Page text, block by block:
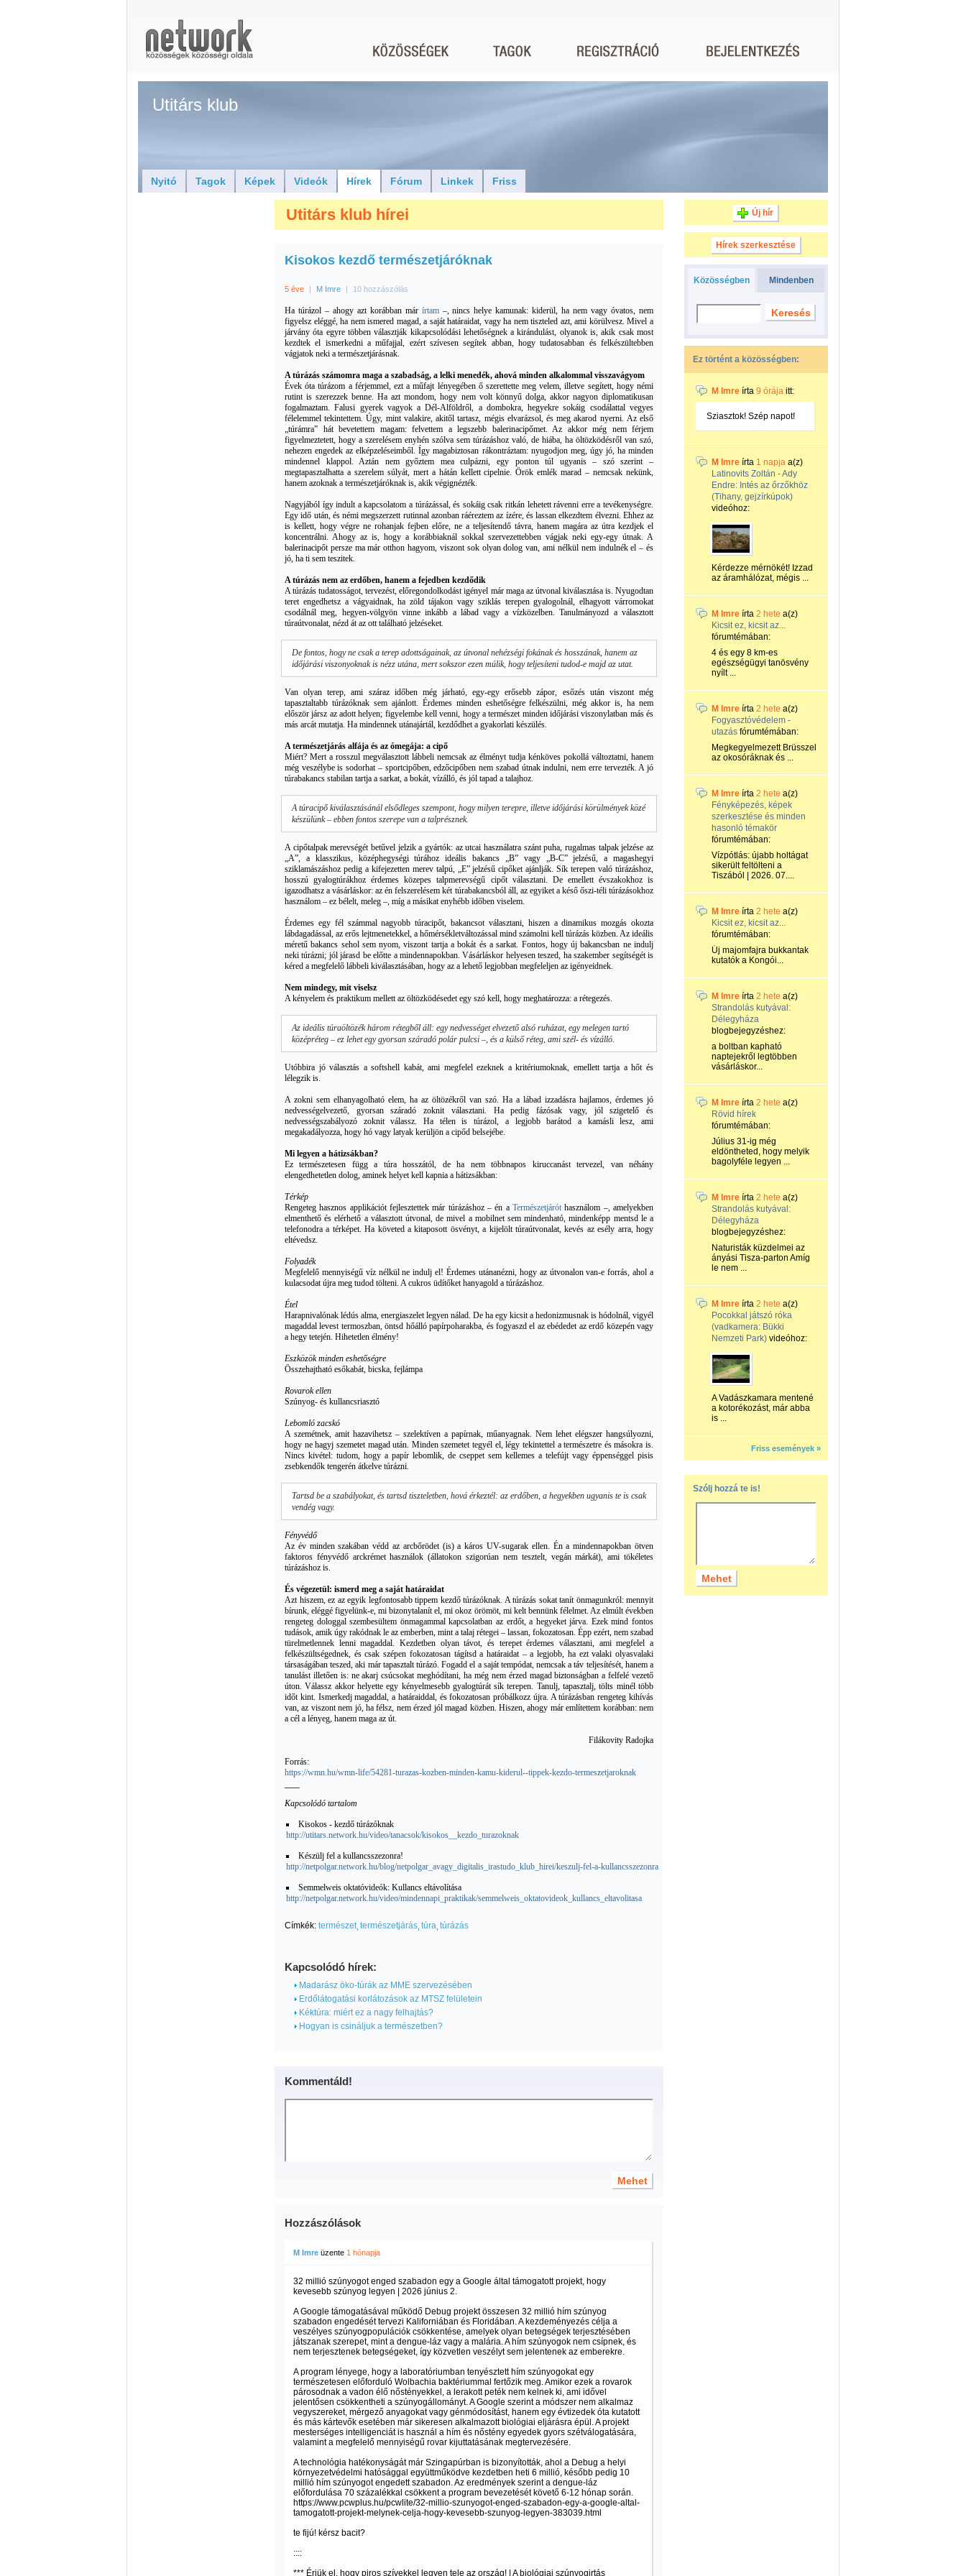
Utitárs klub
Nyitó Tagok Képek Videók Hírek Fórum Linkek Friss
Utitárs klub hírei
Kisokos kezdő természetjáróknak
5 éve | M Imre | 10 hozzászólás
Ha túrázol – ahogy azt korábban már írtam–, nincs helye kamunak: kiderül, ha nem vagy óvatos, nem
figyelsz eléggé, ha nem ismered magad, a saját határaidat, vagy ha nem tiszteled azt, ami körülvesz. Mivel a
járvány óta egyre többen választják kikapcsolódási lehetőségnek a kirándulást, olyanok is, akik csak most
kezdtek el ismerkedni a műfajjal, ezért szívesen segítek abban, hogy tudatosabban és felkészültebben
vágjatok neki a természetjárásnak.
A túrázás számomra maga a szabadság, a lelki menedék, ahová minden alkalommal visszavágyom
Évek óta túrázom a férjemmel, ezt a műfajt lényegében ő szerettette meg velem, illetve segített, hogy némi
rutint is szerezzek benne. Ha azt mondom, hogy nem volt könnyű dolga, akkor nagyon diplomatikusan
fogalmaztam. Falusi gyerek vagyok a Dél-Alföldről, a dombokra, hegyekre sokáig csodálattal vegyes
félelemmel tekintettem. Úgy, mint valakire, akitől tartasz, mégis elvarázsol, és meg akarod nyerni. Az első
„túrámra” hát bevetettem magam: felvettem a legszebb balerinacipőmet. Az akkor még nem férjem
figyelmeztetett, hogy a szerelésem enyhén szólva sem túrázáshoz való, de hiába, ha öltözködésről van szó,
nehezen engedek az elképzeléseimből. Így magabiztosan rákontráztam: nyugodjon meg, úgy jó, ha minden
mindennel klappol. Aztán nem győztem mea culpázni, egy ponton túl ugyanis – szó szerint –
megtapasztalhatta a szerelem súlyát, mert a hátán kellett cipelnie. Örök emlék marad – nemcsak nekünk,
hanem azoknak a természetjáróknak is, akik végignézték.
Nagyjából így indult a kapcsolatom a túrázással, és sokáig csak ritkán lehetett rávenni erre a tevékenységre.
Egy idő után, és némi megszerzett rutinnal azonban ráéreztem az ízére, és lassan elkezdtem élvezni. Ehhez az
is kellett, hogy végre ne rohanjak fejben előre, ne a teljesítendő távra, hanem magára az útra kezdjek el
koncentrálni. Ahogy az is, hogy a korábbiaknál sokkal szervezettebben vágjak neki egy-egy útnak. A
balerinacipőt persze ma már otthon hagyom, viszont sok olyan dolog van, ami nélkül nem indulnék el – és
jó, ha ti sem teszitek.
A túrázás nem az erdőben, hanem a fejedben kezdődik
A túrázás tudatosságot, tervezést, előregondolkodást igényel már maga az útvonal kiválasztása is. Nyugodtan
teret engedhetsz a vágyaidnak, ha zöld tájakon vagy sziklás terepen gyalogolnál, elhagyott várromokat
csodálnál meg, hegyen-völgyön vinne inkább a lábad vagy a vízközelben. Tanulmányozd a választott
túraútvonalat, nézd át az ott található jelzéseket.
De fontos, hogy ne csak a terep adottságainak, az útvonal nehézségi fokának és hosszának, hanem az
időjárási viszonyoknak is nézz utána, mert sokszor ezen múlik, hogy teljesíteni tudod-e majd az utat.
Van olyan terep, ami száraz időben még járható, egy-egy erősebb zápor, esőzés után viszont még
tapasztaltabb túrázóknak sem ajánlott. Érdemes minden eshetőségre felkészülni, még akkor is, ha nem
először jársz az adott helyen; figyelembe kell venni, hogy a természet minden időjárási viszonylatban más és
más arcát mutatja. Ha mindennek utánajártál, kezdődhet a gyakorlati készülés.
A természetjárás alfája és az ómegája: a cipő
Miért? Mert a rosszul megválasztott lábbeli nemcsak az élményt tudja kénköves pokollá változtatni, hanem
még veszélybe is sodorhat – sportcipőben, edzőcipőben nem szabad útnak indulni, nem erre tervezték. A jó
túrabakancs stabilan tartja a sarkat, a bokát, vízálló, és jól tapad a talajhoz.
A túracipő kiválasztásánál elsődleges szempont, hogy milyen terepre, illetve időjárási körülmények közé
készülünk – ebben fontos szerepe van a talprésznek.
A cipőtalpak merevségét betűvel jelzik a gyártók: az utcai használatra szánt puha, rugalmas talpak jelzése az
„A”, a klasszikus, középhegységi túrához ideális bakancs „B” vagy „B-C” jelzésű, a magashegyi
sziklamászáshoz pedig a kifejezetten merev talpú, „E” jelzésű cipőket ajánlják. Sík terepen való túrázáshoz,
hosszú gyalogtúrákhoz érdemes közepes talpmerevségű cipőt választani. De emellett évszakokhoz is
igazodhatsz a vásárláskor: az én felszerelésem két túrabakancsból áll, az egyiket a késő őszi-téli túrázásokhoz
használom – ez bélelt, meleg –, míg a másikat enyhébb időben viselem.
Érdemes egy fél számmal nagyobb túracipőt, bakancsot választani, hiszen a dinamikus mozgás okozta
lábdagadással, az erős lejtmenetekkel, a hőmérsékletváltozással mind számolni kell túrázás közben. Az ideális
méretű bakancs sehol sem nyom, viszont tartja a bokát és a sarkat. Fontos, hogy új bakancsban ne indulj
neki túrázni; jól járasd be előtte a mindennapokban. Vásárláskor helyesen teszed, ha szakember segítségét is
kéred a megfelelő lábbeli kiválasztásában, hogy az a lehető legjobban megfeleljen az igényeidnek.
Nem mindegy, mit viselsz
A kényelem és praktikum mellett az öltözködésedet egy szó kell, hogy meghatározza: a rétegezés.
Az ideális túraöltözék három rétegből áll: egy nedvességet elvezető alsó ruházat, egy melegen tartó
középréteg – ez lehet egy gyorsan száradó polár pulcsi –, és a külső réteg, ami szél- és vízálló.
Utóbbira jó választás a softshell kabát, ami megfelel ezeknek a kritériumoknak, emellett tartja a hőt és
lélegzik is.
A zokni sem elhanyagolható elem, ha az öltözékről van szó. Ha a lábad izzadásra hajlamos, érdemes jó
nedvességelvezető, gyorsan száradó zoknit választani. Ha pedig fázósak vagy, jól szigetelő és
nedvességszabályozó zoknit válassz. Ha télen is túrázol, a legjobb barátod a kamásli lesz, ami
megakadályozza, hogy hó vagy latyak kerüljön a cipőd belsejébe.
Mi legyen a hátizsákban?
Ez természetesen függ a túra hosszától, de ha nem többnapos kiruccanást tervezel, van néhány
elengedhetetlen dolog, aminek helyet kell kapnia a hátizsákban:
Térkép
Rengeteg hasznos applikációt fejlesztettek már túrázáshoz – én a Természetjárót használom –, amelyekben
elmenthető és elérhető a választott útvonal, de mivel a mobilnet sem mindenható, mindenképp mentsd le a
telefonodra a térképet. Ha követed a kitaposott ösvényt, a kijelölt túraútvonalat, kevés az esély arra, hogy
eltévedsz.
Folyadék
Megfelelő mennyiségű víz nélkül ne indulj el! Érdemes utánanézni, hogy az útvonalon van-e forrás, ahol a
kulacsodat újra meg tudod tölteni. A cukros üdítőket hanyagold a túrázáshoz.
Étel
Harapnivalónak lédús alma, energiaszelet legyen nálad. De ha egy kicsit a hedonizmusnak is hódolnál, vigyél
magaddal levest termoszban, öntsd hőálló papírpoharakba, és fogyaszd el az ebédedet az erdő közepén vagy
a hegy tetején. Hihetetlen élmény!
Eszközök minden eshetőségre
Összehajtható esőkabát, bicska, fejlámpa
Rovarok ellen
Szúnyog- és kullancsriasztó
Lebomló zacskó
A szemétnek, amit hazavihetsz – szelektíven a papírnak, műanyagnak. Nem lehet elégszer hangsúlyozni,
hogy ne hagyj szemetet magad után. Minden szemetet tegyél el, légy tekintettel a természetre és másokra is.
Nincs kivétel: tudom, hogy a papír lebomlik, de cseppet sem kellemes a telefújt vagy éppenséggel pisis
zsebkendők tengerén átkelve túrázni.
Tartsd be a szabályokat, és tartsd tiszteletben, hová érkeztél: az erdőben, a hegyekben ugyanis te is csak
vendég vagy.
Fényvédő
Az év minden szakában védd az arcbőrödet (is) a káros UV-sugarak ellen. Én a mindennapokban ötven
faktoros fényvédő arckrémet használok (állatokon szigorúan nem tesztelt, vegán márkát), ami tökéletes
túrázáshoz is.
És végezetül: ismerd meg a saját határaidat
Azt hiszem, ez az egyik legfontosabb tippem kezdő túrázóknak. A túrázás sokat tanít önmagunkról: mennyit
bírunk, eléggé figyelünk-e, mi bizonytalanít el, mi okoz örömöt, mi kelt bennünk félelmet. Az elmúlt években
rengeteg dologgal szembesültem önmagammal kapcsolatban az erdőt, a hegyeket járva. Ezek mind fontos
tudások, amik úgy rakódnak le az emberben, mint a talaj rétegei – lassan, fokozatosan. Épp ezért, nem szabad
türelmetlennek lenni magaddal. Kezdetben olyan távot, és terepet érdemes választani, ami megfelel a
felkészültségednek, és csak szépen fokozatosan tágítsd a határaidat – a legjobb, ha ezt valaki olyasvalaki
társaságában teszed, aki már tapasztalt túrázó. Fogadd el a saját tempódat, nemcsak a táv teljesítését, hanem a
tanulást illetően is: ne akarj csúcsokat meghódítani, ha még nem érzed magad biztonságban a felfelé vezető
úton. Válassz akkor helyette egy kényelmesebb gyalogtúrát sík terepen. Tanulj, tapasztalj, tölts minél több
időt kint. Ismerkedj magaddal, a határaiddal, és fokozatosan próbálkozz újra. A túrázásban rengeteg kihívás
van, az viszont nem jó, ha félsz, nem érzed jól magad közben. Hiszen, ahogy már említettem korábban: nem
a cél a lényeg, hanem maga az út.
Filákovity Radojka
Forrás:
https://wmn.hu/wmn-life/54281-turazas-kozben-minden-kamu-kiderul--tippek-kezdo-termeszetjaroknak
Kapcsolódó tartalom
Kisokos - kezdő túrázóknak
http://utitars.network.hu/video/tanacsok/kisokos__kezdo_turazoknak
Készülj fel a kullancsszezonra!
http://netpolgar.network.hu/blog/netpolgar_avagy_digitalis_irastudo_klub_hirei/keszulj-fel-a-kullancsszezonra
Semmelweis oktatóvideók: Kullancs eltávolítása
http://netpolgar.network.hu/video/mindennapi_praktikak/semmelweis_oktatovideok_kullancs_eltavolitasa
Címkék: természet természetjárás túra túrázás
Kapcsolódó hírek:
Madarász öko-túrák az MME szervezésében
Erdőlátogatási korlátozások az MTSZ felületein
Kéktúra: miért ez a nagy felhajtás?
Hogyan is csináljuk a természetben?
Kommentáld!
Hozzászólások
M Imre üzente 1 hónapja
32 millió szúnyogot enged szabadon egy a Google által támogatott projekt, hogy
kevesebb szúnyog legyen | 2026 június 2.
A Google támogatásával működő Debug projekt összesen 32 millió hím szúnyog
szabadon engedését tervezi Kaliforniában és Floridában. A kezdeményezés célja a
veszélyes szúnyogpopulációk csökkentése, amelyek olyan betegségek terjesztésében
játszanak szerepet, mint a dengue-láz vagy a malária. A hím szúnyogok nem csípnek, és
nem terjesztenek betegségeket, így közvetlen veszélyt sem jelentenek az emberekre.
A program lényege, hogy a laboratóriumban tenyésztett hím szúnyogokat egy
természetesen előforduló Wolbachia baktériummal fertőzik meg. Amikor ezek a rovarok
párosodnak a vadon élő nőstényekkel, a lerakott peték nem kelnek ki, ami idővel
jelentősen csökkentheti a szúnyogállományt. A Google szerint a módszer nem alkalmaz
vegyszereket, mérgező anyagokat vagy génmódosítást, hanem egy évtizedek óta kutatott
és más kártevők esetében már sikeresen alkalmazott biológiai eljárásra épül. A projekt
mesterséges intelligenciát is használ a hím és nőstény egyedek gyors szétválogatására,
valamint a megfelelő mennyiségű rovar kijuttatásának megtervezésére.
A technológia hatékonyságát már Szingapúrban is bizonyították, ahol a Debug a helyi
környezetvédelmi hatósággal együttműködve kezdetben heti 6 millió, később pedig 10
millió hím szúnyogot engedett szabadon. Az eredmények szerint a dengue-láz
előfordulása 70 százalékkal csökkent a program bevezetését követő 6-12 hónap során.
https://www.pcwplus.hu/pcwlite/32-millio-szunyogot-enged-szabadon-egy-a-google-altal-
tamogatott-projekt-melynek-celja-hogy-kevesebb-szunyog-legyen-383039.html
te fijú! kérsz bacit?
::::
*** Érjük el, hogy piros szívekkel legyen tele az ország! | A biológiai szúnyogirtás
Új hír
Hírek szerkesztése
Közösségben Mindenben
Ez történt a közösségben:
M Imre írta 9 órája itt:
Sziasztok! Szép napot!
M Imre írta 1 napja a(z)
Latinovits Zoltán - Ady
Endre: Intés az őrzőkhöz
(Tihany, gejzírkúpok)
videóhoz:
Kérdezze mérnökét! Izzad
az áramhálózat, mégis ...
M Imre írta 2 hete a(z)
Kicsit ez, kicsit az...
fórumtémában:
4 és egy 8 km-es
egészségügyi tanösvény
nyílt ...
M Imre írta 2 hete a(z)
Fogyasztóvédelem -
utazás fórumtémában:
Megkegyelmezett Brüsszel
az okosóráknak és ...
M Imre írta 2 hete a(z)
Fényképezés, képek
szerkesztése és minden
hasonló témakör
fórumtémában:
Vízpótlás: újabb holtágat
sikerült feltölteni a
Tiszából | 2026. 07....
M Imre írta 2 hete a(z)
Kicsit ez, kicsit az...
fórumtémában:
Új majomfajra bukkantak
kutatók a Kongói...
M Imre írta 2 hete a(z)
Strandolás kutyával:
Délegyháza
blogbejegyzéshez:
a boltban kapható
naptejekről legtöbben
vásárláskor...
M Imre írta 2 hete a(z)
Rövid hírek
fórumtémában:
Július 31-ig még
eldöntheted, hogy melyik
bagolyféle legyen ...
M Imre írta 2 hete a(z)
Strandolás kutyával:
Délegyháza
blogbejegyzéshez:
Naturisták küzdelmei az
ányási Tisza-parton Amíg
le nem ...
M Imre írta 2 hete a(z)
Pocokkal játszó róka
(vadkamera: Bükki
Nemzeti Park) videóhoz:
A Vadászkamara mentené
a kotorékozást, már abba
is ...
Friss események »
Szólj hozzá te is!